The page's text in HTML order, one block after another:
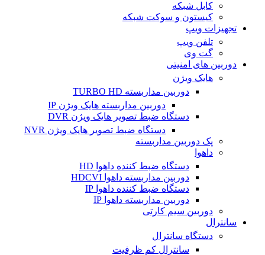
کابل شبکه
کیستون و سوکت شبکه
تجهیزات ویپ
تلفن ویپ
گت وی
دوربین های امنیتی
هایک ویژن
دوربین مداربسته TURBO HD
دوربین مداربسته هایک ویژن IP
دستگاه ضبط تصویر هایک ویژن DVR
دستگاه ضبط تصویر هایک ویژن NVR
پک دوربین مداربسته
داهوا
دستگاه ضبط کننده داهوا HD
دوربین مداربسته داهوا HDCVI
دستگاه ضبط کننده داهوا IP
دوربین مداربسته داهوا IP
دوربین سیم کارتی
سانترال
دستگاه سانترال
سانترال کم ظرفیت